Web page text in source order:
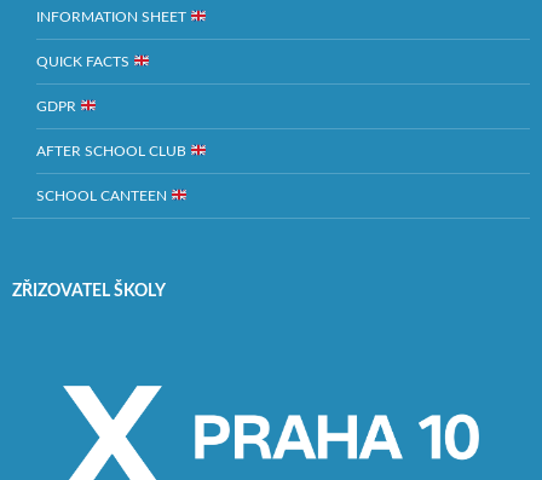
INFORMATION SHEET
QUICK FACTS
GDPR
AFTER SCHOOL CLUB
SCHOOL CANTEEN
ZŘIZOVATEL ŠKOLY